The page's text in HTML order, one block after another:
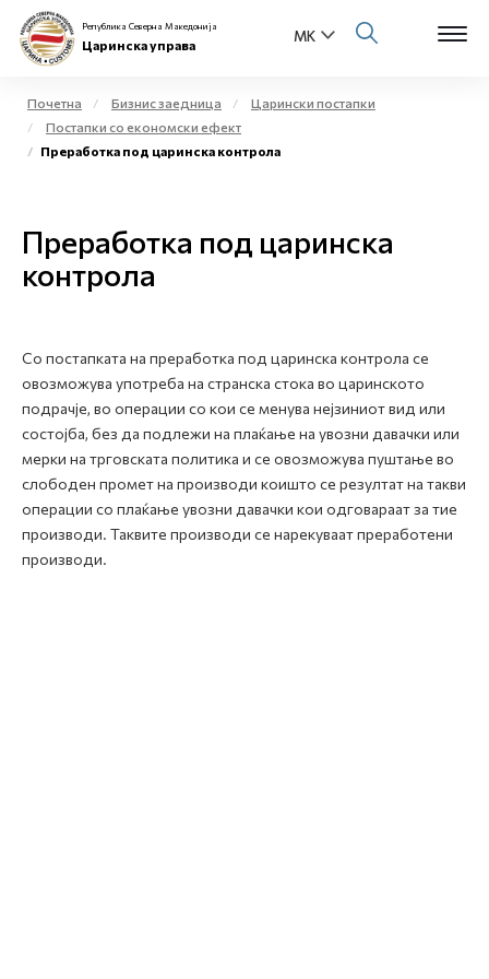
За нас
Бизнис заедница
Медиа центар
Контакт
Е-Весник
Република Северна Македонија
Царинска управа
Почетна Бизнис заедница
Царински постапки
Постапки со економски ефект
Преработка под царинска контрола
Преработка под царинска
контрола
Со постапката на преработка под царинска контрола се
овозможува употреба на странска стока во царинското
подрачје, во операции со кои се менува нејзиниот вид или
состојба, без да подлежи на плаќање на увозни давачки или
мерки на трговската политика и се овозможува пуштање во
слободен промет на производи коишто се резултат на такви
операции со плаќање увозни давачки кои одговараат за тие
производи. Таквите производи се нарекуваат преработени
производи.